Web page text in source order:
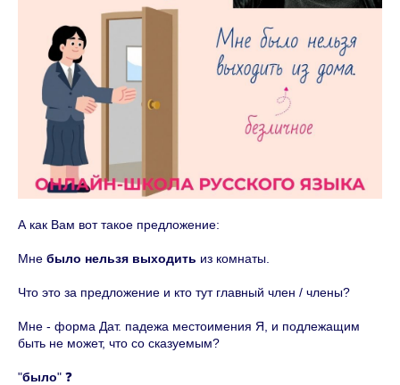
А как Вам вот такое предложение:
Мне было нельзя выходить из комнаты.
Что это за предложение и кто тут главный член / члены?
Мне - форма Дат. падежа местоимения Я, и подлежащим
быть не может, что со сказуемым?
"было" ❓